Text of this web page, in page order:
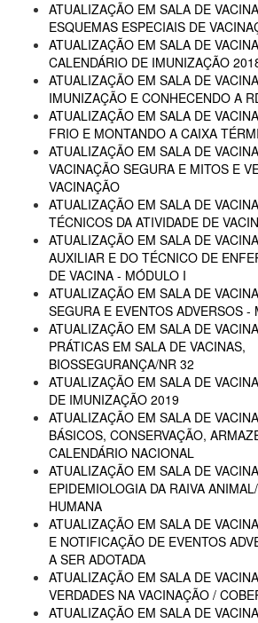
ATUALIZAÇÃO EM SALA DE
ESQUEMAS ESPECIAIS DE
ATUALIZAÇÃO EM SALA DE
CALENDÁRIO DE IMUNIZAÇÃO
ATUALIZAÇÃO EM SALA DE
IMUNIZAÇÃO E CONHECENDO A
ATUALIZAÇÃO EM SALA DE
FRIO E MONTANDO A CAIXA
ATUALIZAÇÃO EM SALA DE
VACINAÇÃO SEGURA E MITOS E
VACINAÇÃO
ATUALIZAÇÃO EM SALA DE
TÉCNICOS DA ATIVIDADE DE
ATUALIZAÇÃO EM SALA DE
AUXILIAR E DO TÉCNICO DE
DE VACINA - MÓDULO I
ATUALIZAÇÃO EM SALA DE
SEGURA E EVENTOS ADVERSOS -
ATUALIZAÇÃO EM SALA DE
PRÁTICAS EM SALA DE VACINAS,
BIOSSEGURANÇA/NR 32
ATUALIZAÇÃO EM SALA DE
DE IMUNIZAÇÃO 2019
ATUALIZAÇÃO EM SALA DE
BÁSICOS, CONSERVAÇÃO,
CALENDÁRIO NACIONAL
ATUALIZAÇÃO EM SALA DE
EPIDEMIOLOGIA DA RAIVA
HUMANA
ATUALIZAÇÃO EM SALA DE
E NOTIFICAÇÃO DE EVENTOS
A SER ADOTADA
ATUALIZAÇÃO EM SALA DE
VERDADES NA VACINAÇÃO /
ATUALIZAÇÃO EM SALA DE